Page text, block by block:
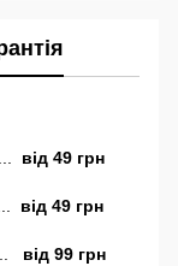
від 49 грн
від 49 грн
від 99 грн